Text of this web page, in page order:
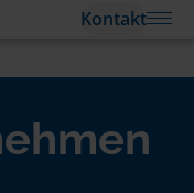
Kontakt